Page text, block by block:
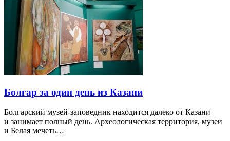
Болгар за один день из Казани
Болгарский музей-заповедник находится далеко от Казани
и занимает полный день. Археологическая территория, музеи
и Белая мечеть…